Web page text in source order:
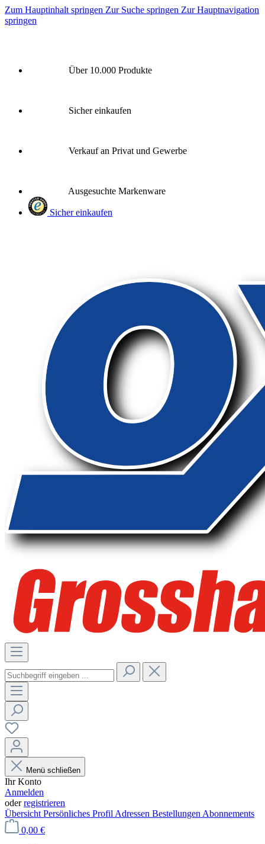
Zum Hauptinhalt springen Zur Suche springen Zur Hauptnavigation
springen
Über 10.000 Produkte
Sicher einkaufen
Verkauf an Privat und Gewerbe
Ausgesuchte Markenware
Sicher einkaufen
Menü schließen
Ihr Konto
Anmelden
oderregistrieren
Übersicht Persönliches Profil Adressen Bestellungen Abonnements
0,00 €